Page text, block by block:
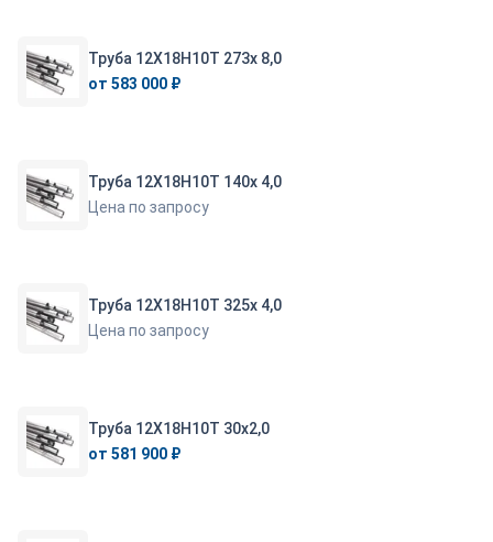
Труба 12Х18Н10Т 273х 8,0
от 583 000 ₽
Труба 12Х18Н10Т 140х 4,0
Цена по запросу
Труба 12Х18Н10Т 325х 4,0
Цена по запросу
Труба 12Х18Н10Т 30х2,0
от 581 900 ₽